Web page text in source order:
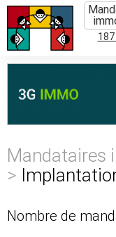
Mandataires
>
Nombre de